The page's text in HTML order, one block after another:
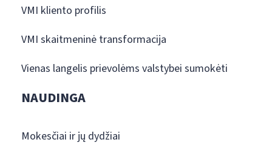
VMI kliento profilis
VMI skaitmeninė transformacija
Vienas langelis prievolėms valstybei sumokėti
NAUDINGA
Mokesčiai ir jų dydžiai